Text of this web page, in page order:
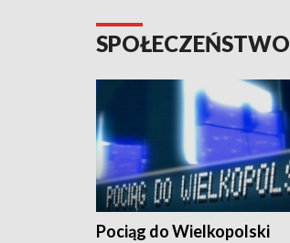
SPOŁECZEŃSTWO
Pociąg do Wielkopolski